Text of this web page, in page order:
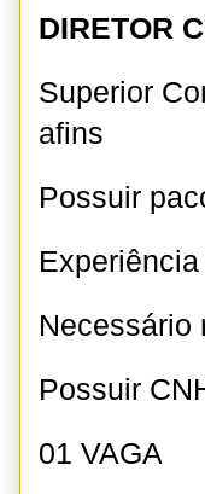
DIRETOR
Superior
afins
Possuir
Necessário
Possuir
01 VAGA